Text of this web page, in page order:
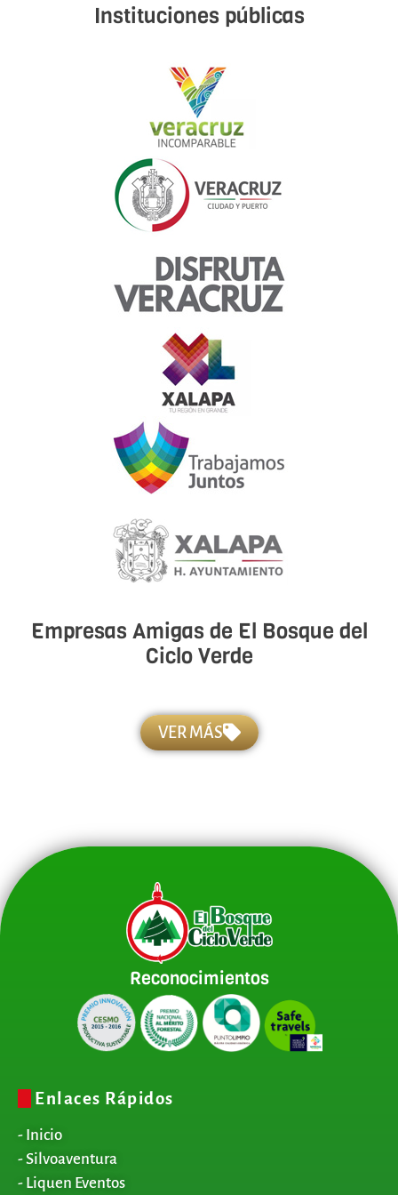
Instituciones públicas
Empresas Amigas de El Bosque del
Ciclo Verde
VER MÁS
Reconocimientos
Enlaces Rápidos
- Inicio
- Silvoaventura
- Liquen Eventos